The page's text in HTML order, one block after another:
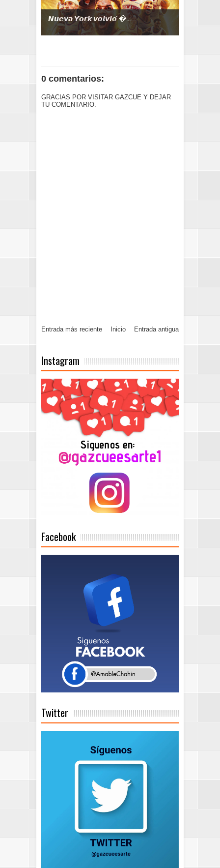
𝙉𝙪𝙚𝙫𝙖 𝙔𝙤𝙧𝙠 𝙫𝙤𝙡𝙫𝙞𝙤́ ...
0 comentarios:
GRACIAS POR VISITAR GAZCUE Y DEJAR
TU COMENTARIO.
Entrada más reciente Entrada antigua
Inicio
Instagram
Facebook
Twitter